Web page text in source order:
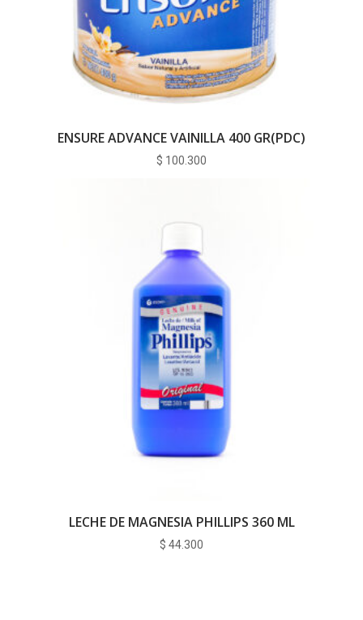
ENSURE ADVANCE VAINILLA 400 GR(PDC)
$ 100.300
LECHE DE MAGNESIA PHILLIPS 360 ML
$ 44.300